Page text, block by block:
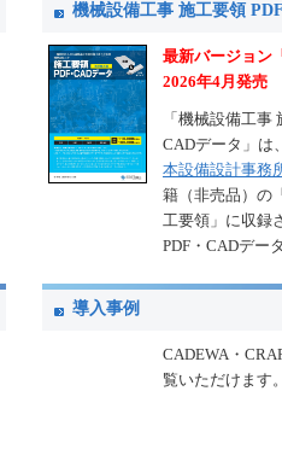
機械設備工事 施工要領
最新バージョン
2026年4月発売
「機械設備工事
CADデータ」は、
本設備設計事務
籍（非売品）の
工要領」に収録
PDF・CADデー
導入事例
CADEWA・
覧いただけます。